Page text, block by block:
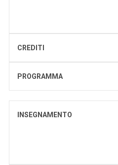
CREDITI
PROGRAMMA
INSEGNAMENTO